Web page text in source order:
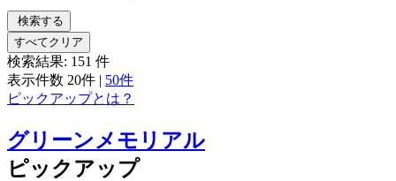
検索する
すべてクリア
検索結果: 151 件
表示件数 20件 | 50件
ピックアップとは？
グリーンメモリアル
ピックアップ